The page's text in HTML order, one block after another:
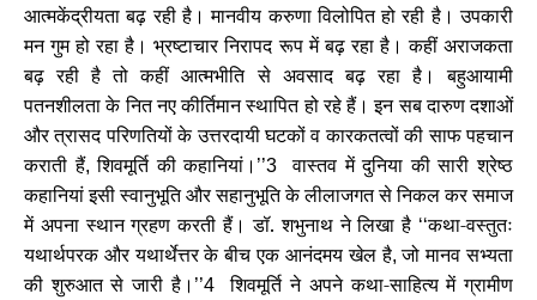
आत्मकेंद्रीयता बढ़ रही है। मानवीय करुणा विलोपित हो रही है। उपकारी
मन गुम हो रहा है। भ्रष्टाचार निरापद रूप में बढ़ रहा है। कहीं अराजकता
बढ़ रही है तो कहीं आत्मभीति से अवसाद बढ़ रहा है। बहुआयामी
पतनशीलता के नित नए कीर्तिमान स्थापित हो रहे हैं। इन सब दारुण दशाओं
और त्रासद परिणतियों के उत्तरदायी घटकों व कारकतत्वों की साफ पहचान
कराती हैं,शिवमूर्ति की कहानियां। ’’3
वास्तव में दुनिया की सारी श्रेष्ठ
कहानियां इसी स्वानुभूति और सहानुभूति के लीलाजगत से निकल कर समाज
में अपना स्थान ग्रहण करती हैं। डॉ. शभुनाथ ने लिखा है ‘‘कथा-वस्तुतः
यथार्थपरक और यथार्थेत्तर के बीच एक आनंदमय खेल है,जो मानव सभ्यता
की शुरुआत से जारी है। ’’4शिवमूर्ति ने अपने कथा-साहित्य में ग्रामीण